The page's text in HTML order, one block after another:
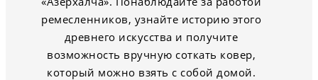
ремесленников, узнайте историю этого
древнего искусства и получите
возможность вручную соткать ковер,
который можно взять с собой домой.